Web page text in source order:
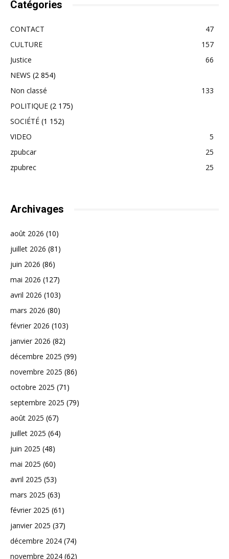
Catégories
CONTACT
47
CULTURE
157
Justice
66
NEWS (2 854)
Non classé
133
POLITIQUE (2 175)
SOCIÉTÉ (1 152)
VIDEO
5
zpubcar
25
zpubrec
25
Archivages
août 2026 (10)
juillet 2026 (81)
juin 2026 (86)
mai 2026 (127)
avril 2026 (103)
mars 2026 (80)
février 2026 (103)
janvier 2026 (82)
décembre 2025 (99)
novembre 2025 (86)
octobre 2025 (71)
septembre 2025 (79)
août 2025 (67)
juillet 2025 (64)
juin 2025 (48)
mai 2025 (60)
avril 2025 (53)
mars 2025 (63)
février 2025 (61)
janvier 2025 (37)
décembre 2024 (74)
novembre 2024 (62)